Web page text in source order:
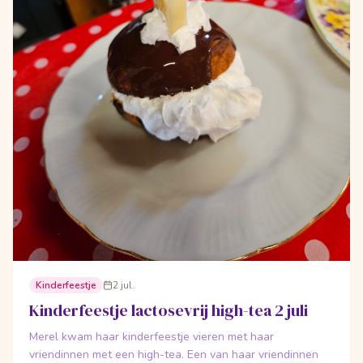
Kinderfeestje 2 jul.
Kinderfeestje lactosevrij high-tea 2 juli
Merel kwam haar kinderfeestje vieren met haar
vriendinnen met een high-tea. Een van haar vriendinnen